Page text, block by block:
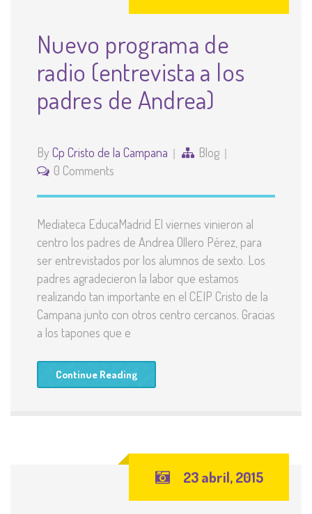
Nuevo programa de
radio (entrevista a los
padres de Andrea)
By Cp Cristo de la Campana
Blog
0 Comments
Mediateca EducaMadrid El viernes vinieron al
centro los padres de Andrea Ollero Pérez, para
ser entrevistados por los alumnos de sexto. Los
padres agradecieron la labor que estamos
realizando tan importante en el CEIP Cristo de la
Campana junto con otros centro cercanos. Gracias
a los tapones que e
Continue Reading
23 abril, 2015